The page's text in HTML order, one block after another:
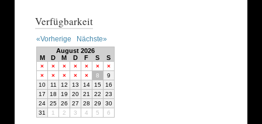
Verfügbarkeit